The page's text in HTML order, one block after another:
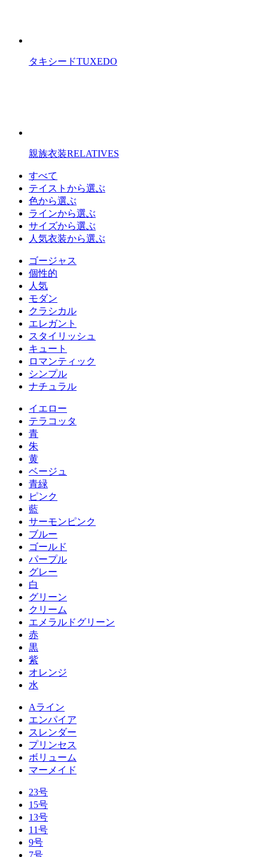
タキシードTUXEDO
親族衣装RELATIVES
すべて
テイストから選ぶ
色から選ぶ
ラインから選ぶ
サイズから選ぶ
人気衣装から選ぶ
ゴージャス
個性的
人気
モダン
クラシカル
エレガント
スタイリッシュ
キュート
ロマンティック
シンプル
ナチュラル
イエロー
テラコッタ
青
朱
黄
ベージュ
青緑
ピンク
藍
サーモンピンク
ブルー
ゴールド
パープル
グレー
白
グリーン
クリーム
エメラルドグリーン
赤
黒
紫
オレンジ
水
Aライン
エンパイア
スレンダー
プリンセス
ボリューム
マーメイド
23号
15号
13号
11号
9号
7号